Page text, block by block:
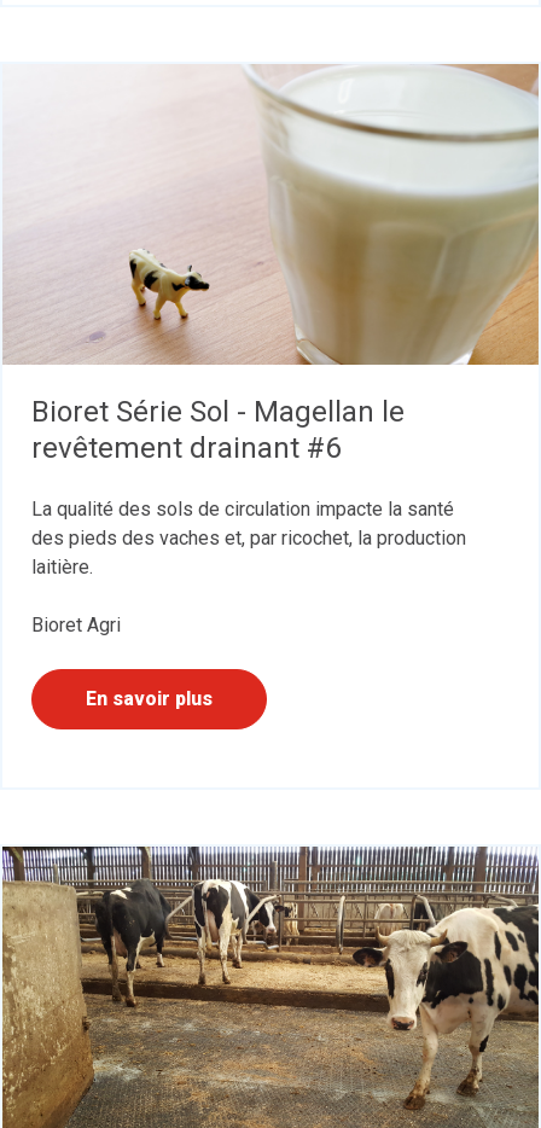
Bioret Série Sol - Magellan le
revêtement drainant #6
La qualité des sols de circulation impacte la santé
des pieds des vaches et, par ricochet, la production
laitière.
Bioret Agri
En savoir plus